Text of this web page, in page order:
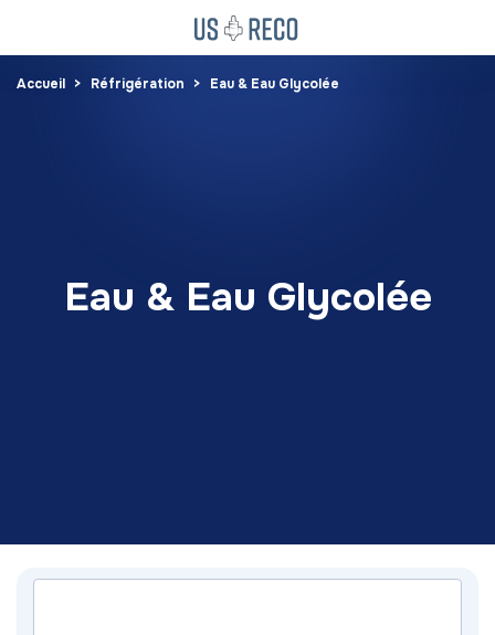
Accueil Réfrigération Eau & Eau Glycolée
Eau & Eau Glycolée